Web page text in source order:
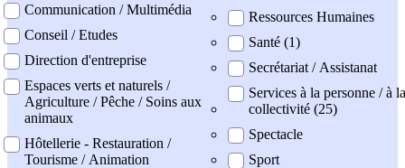
Communication / Multimédia
Conseil / Etudes
Direction d'entreprise
Espaces verts et naturels /
Agriculture / Pêche / Soins aux
animaux
Hôtellerie - Restauration /
Tourisme / Animation
Ressources Humaines
Santé (1)
Secrétariat / Assistanat
Services à la personne / à la
collectivité (25)
Spectacle
Sport